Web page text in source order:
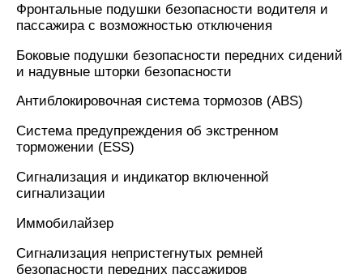
Фронтальные подушки безопасности водителя и
пассажира с возможностью отключения
Боковые подушки безопасности передних сидений
и надувные шторки безопасности
Антиблокировочная система тормозов (ABS)
Система предупреждения об экстренном
торможении (ESS)
Сигнализация и индикатор включенной
сигнализации
Иммобилайзер
Сигнализация непристегнутых ремней
безопасности передних пассажиров